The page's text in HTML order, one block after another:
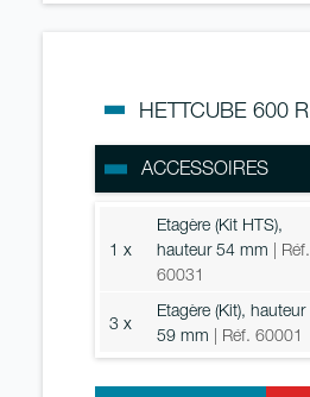
HETTCUBE 600 R
ACCESSOIRES
1 x
Etagère (Kit HTS),
hauteur 54 mm | Réf.
60031
3 x
Etagère (Kit), hauteur
59 mm | Réf. 60001